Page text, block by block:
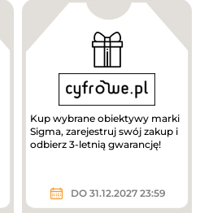
Kup wybrane obiektywy marki
Sigma, zarejestruj swój zakup i
odbierz 3-letnią gwarancję!
DO 31.12.2027 23:59